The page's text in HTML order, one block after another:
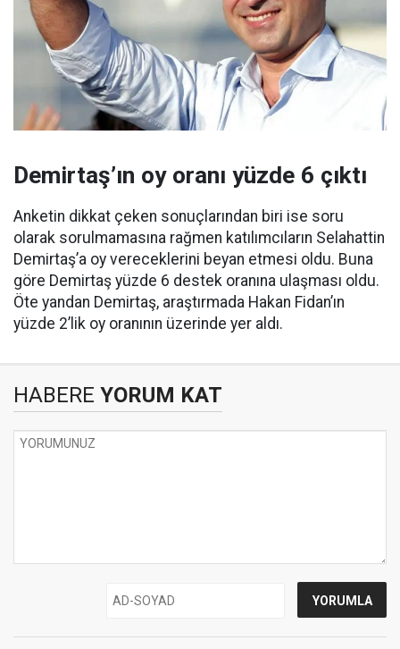
Demirtaş’ın oy oranı yüzde 6 çıktı
Anketin dikkat çeken sonuçlarından biri ise soru
olarak sorulmamasına rağmen katılımcıların Selahattin
Demirtaş’a oy vereceklerini beyan etmesi oldu. Buna
göre Demirtaş yüzde 6 destek oranına ulaşması oldu.
Öte yandan Demirtaş, araştırmada Hakan Fidan’ın
yüzde 2’lik oy oranının üzerinde yer aldı.
HABERE YORUM KAT